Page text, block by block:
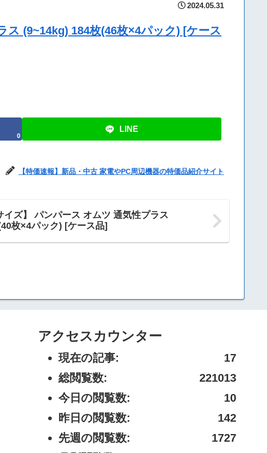
2024.05.31
ス (9~14kg) 184枚(46枚×4パック) [ケース
0
LINE
【特価速報】新品・中古 家電やPC周辺機器の特価品紹介サイト
イズ】 パンパース オムツ 通気性プラス
枚×4パック) [ケース品]
アクセスカウンター
17
現在の記事:
221013
総閲覧数:
10
今日の閲覧数:
142
昨日の閲覧数:
1727
先週の閲覧数: